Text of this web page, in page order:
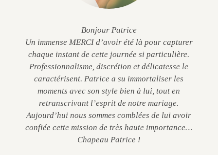
Bonjour Patrice
Un immense MERCI d’avoir été là pour capturer
chaque instant de cette journée si particulière.
Professionnalisme, discrétion et délicatesse le
caractérisent. Patrice a su immortaliser les
moments avec son style bien à lui, tout en
retranscrivant l’esprit de notre mariage.
Aujourd’hui nous sommes comblées de lui avoir
confiée cette mission de très haute importance…
Chapeau Patrice !